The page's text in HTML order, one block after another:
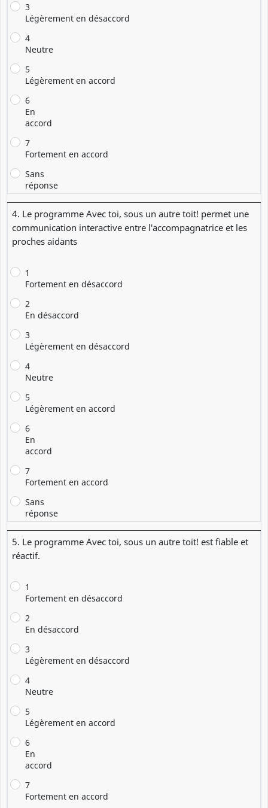
3
Légèrement en désaccord
4
Neutre
5
Légèrement en accord
6
En
accord
7
Fortement en accord
Sans
réponse
4. Le programme Avec toi, sous un autre toit! permet une
communication interactive entre l'accompagnatrice et les
proches aidants
1
Fortement en désaccord
2
En désaccord
3
Légèrement en désaccord
4
Neutre
5
Légèrement en accord
6
En
accord
7
Fortement en accord
Sans
réponse
5. Le programme Avec toi, sous un autre toit! est fiable et
réactif.
1
Fortement en désaccord
2
En désaccord
3
Légèrement en désaccord
4
Neutre
5
Légèrement en accord
6
En
accord
7
Fortement en accord